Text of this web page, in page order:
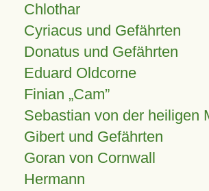
Chlothar
Cyriacus und Gefährten
Donatus und Gefährten
Eduard Oldcorne
Finian Cam
Sebastian von der heiligen
Gibert und Gefährten
Goran von Cornwall
Hermann